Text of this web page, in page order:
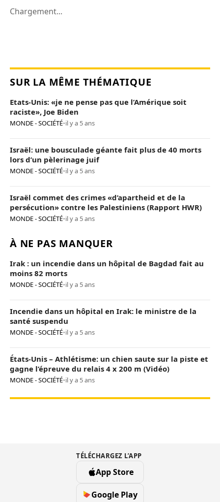
Chargement...
SUR LA MÊME THÉMATIQUE
Etats-Unis: «je ne pense pas que l’Amérique soit
raciste», Joe Biden
MONDE - SOCIÉTÉ•il y a 5 ans
Israël: une bousculade géante fait plus de 40 morts
lors d’un pèlerinage juif
MONDE - SOCIÉTÉ•il y a 5 ans
Israël commet des crimes «d’apartheid et de la
persécution» contre les Palestiniens (Rapport HWR)
MONDE - SOCIÉTÉ•il y a 5 ans
À NE PAS MANQUER
Irak : un incendie dans un hôpital de Bagdad fait au
moins 82 morts
MONDE - SOCIÉTÉ•il y a 5 ans
Incendie dans un hôpital en Irak: le ministre de la
santé suspendu
MONDE - SOCIÉTÉ•il y a 5 ans
États-Unis – Athlétisme: un chien saute sur la piste et
gagne l’épreuve du relais 4 x 200 m (Vidéo)
MONDE - SOCIÉTÉ•il y a 5 ans
TÉLÉCHARGEZ L’APP
App Store
Google Play